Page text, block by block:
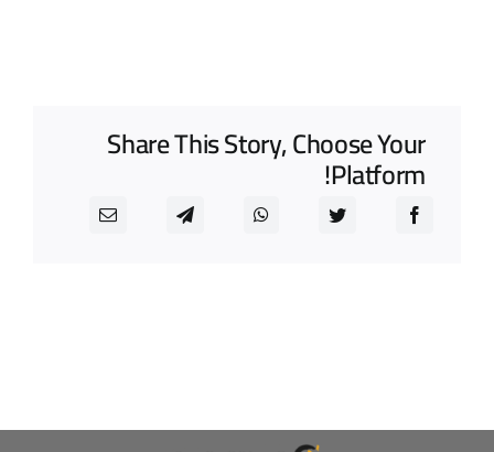
Share This Story, Choose Your
Platform!